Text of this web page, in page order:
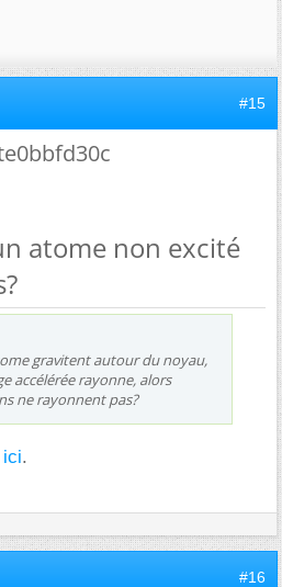
#15
atome non excité
gravitent autour du noyau,
accélérée rayonne, alors
ne rayonnent pas?
ici.
#16